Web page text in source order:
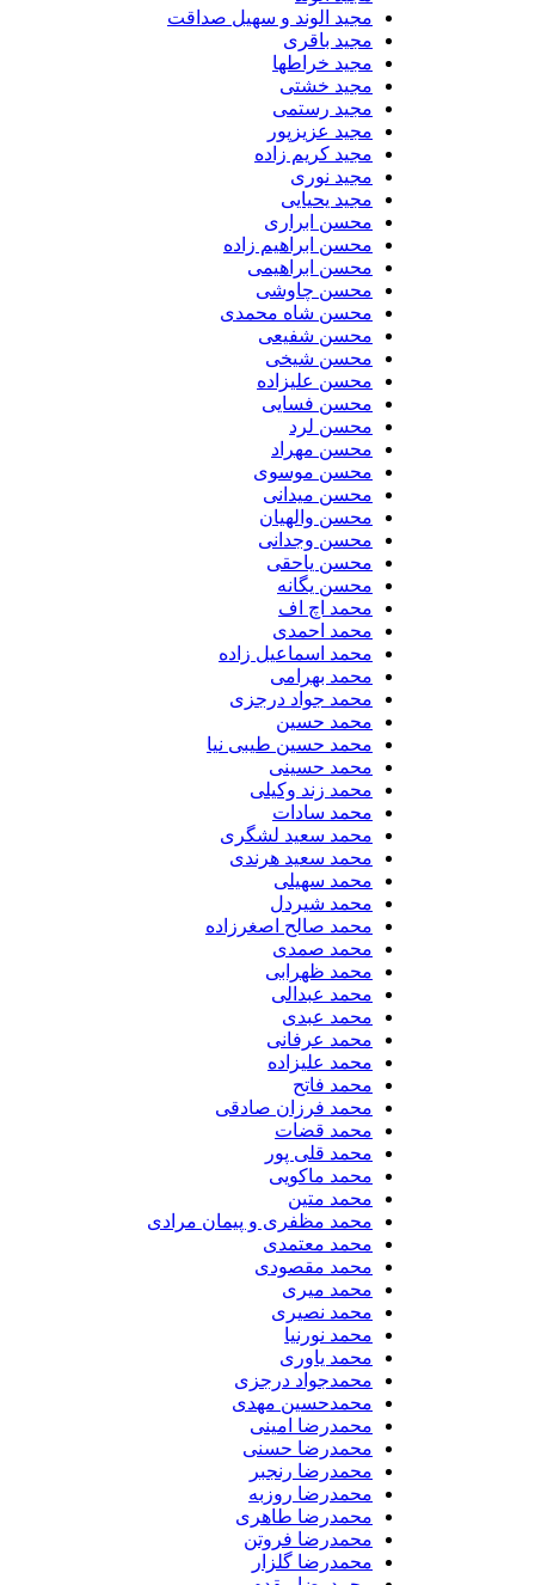
مجید الوند و سهیل صداقت
مجید باقری
مجید خراطها
مجید خشتی
مجید رستمی
مجید عزیزپور
مجید کریم زاده
مجید نوری
مجید یحیایی
محسن ابراری
محسن ابراهیم زاده
محسن ابراهیمی
محسن چاوشی
محسن شاه محمدی
محسن شفیعی
محسن شیخی
محسن علیزاده
محسن فسایی
محسن لرد
محسن مهراد
محسن موسوی
محسن میدانی
محسن والهیان
محسن وجدانی
محسن یاحقی
محسن یگانه
محمد اچ اف
محمد احمدی
محمد اسماعیل زاده
محمد بهرامی
محمد جواد درجزی
محمد حسین
محمد حسین طیبی نیا
محمد حسینی
محمد زند وکیلی
محمد سادات
محمد سعید لشگری
محمد سعید هرندی
محمد سهیلی
​محمد شیردل
محمد صالح اصغرزاده
محمد صمدی
محمد ظهرابی
محمد عبدالی
محمد عبدی
محمد عرفانی
محمد علیزاده
محمد فاتح
محمد فرزان صادقی
محمد قضات
محمد قلی پور
محمد ماکویی
محمد متین
محمد مظفری و پیمان مرادی
محمد معتمدی
محمد مقصودی
محمد میری
محمد نصیری
محمد نورنیا
محمد یاوری
محمدجواد درجزی
محمدحسین مهدی
محمدرضا امینی
محمدرضا حسنی
محمدرضا رنجبر
محمدرضا روزبه
محمدرضا طاهری
محمدرضا فروتن
محمدرضا گلزار